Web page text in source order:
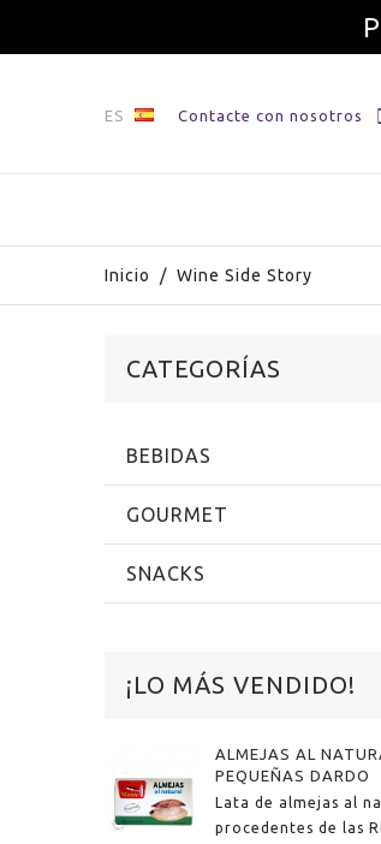
ES Contacte con nosotros
Inicio / Wine Side Story
CATEGORÍAS
BEBIDAS
GOURMET
SNACKS
¡LO MÁS VENDIDO!
ALMEJAS AL
PEQUEÑAS DARDO
Lata de almejas al
procedentes de las